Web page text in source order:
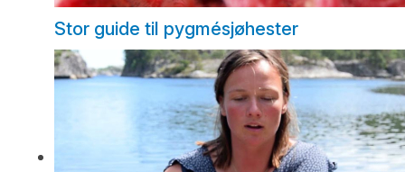
Stor guide til pygmésjøhester